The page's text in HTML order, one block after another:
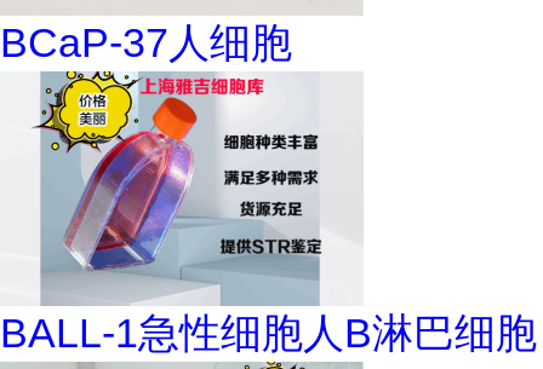
BCaP-37人细胞
BALL-1急性细胞人B淋巴细胞